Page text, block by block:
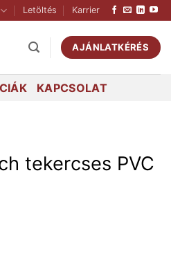
Letöltés Karrier
AJÁNLATKÉRÉS
KAPCSOLAT
tekercses PVC